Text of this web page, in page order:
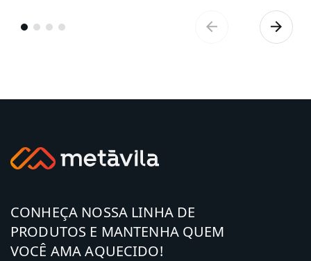
CONHEÇA NOSSA LINHA DE
PRODUTOS E MANTENHA QUEM
VOCÊ AMA AQUECIDO!